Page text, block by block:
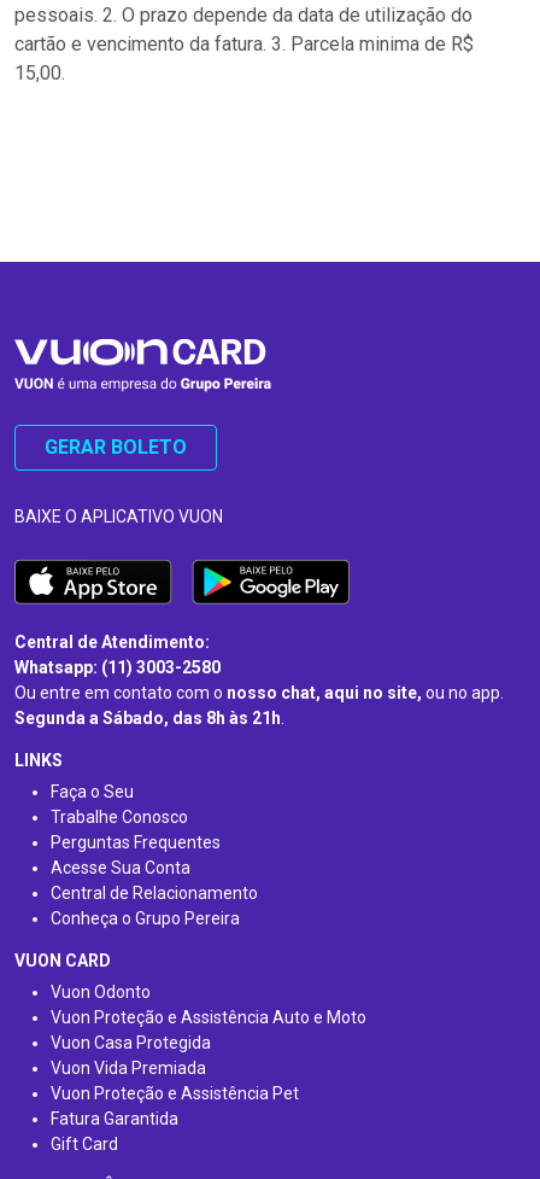
pessoais. 2. O prazo depende da data de utilização do
cartão e vencimento da fatura. 3. Parcela minima de R$
15,00.
GERAR BOLETO
BAIXE O APLICATIVO VUON
Central de Atendimento:
Whatsapp: (11) 3003-2580
Ou entre em contato com o nosso chat, aqui no site, ou no app.
Segunda a Sábado, das 8h às 21h.
LINKS
Faça o Seu
Trabalhe Conosco
Perguntas Frequentes
Acesse Sua Conta
Central de Relacionamento
Conheça o Grupo Pereira
VUON CARD
Vuon Odonto
Vuon Proteção e Assistência Auto e Moto
Vuon Casa Protegida
Vuon Vida Premiada
Vuon Proteção e Assistência Pet
Fatura Garantida
Gift Card